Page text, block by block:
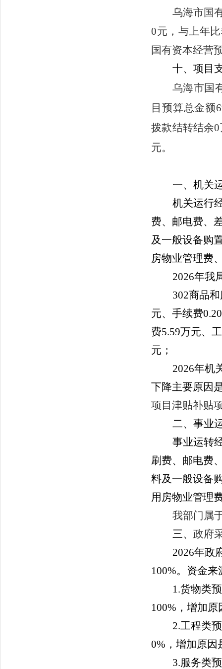
乌海市国
0元，与上年
国有资本经营
十、项目
乌海市国
目预算总金额
拨款结转结余0
元。
一、机关
机关运行
费、邮电费、
及一般设备购
房物业管理费
2026年我
302商品
元、手续费0.20
费5.59万元、
元；
2026年机
下降主要原因
项目津贴补贴
二、事业
事业运转
刷费、邮电费
料及一般设备
用房物业管理
我部门属
三、 政府
2026年政
100%。 资金来
1.货物类
100%，增加原
2.工程类
0%，增加原因
3.服务类